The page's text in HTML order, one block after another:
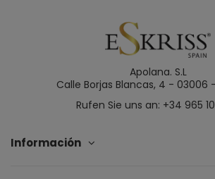
Apolana. S.L
Calle Borjas Blancas, 4 - 03006
Rufen Sie uns an: +34 965
Información